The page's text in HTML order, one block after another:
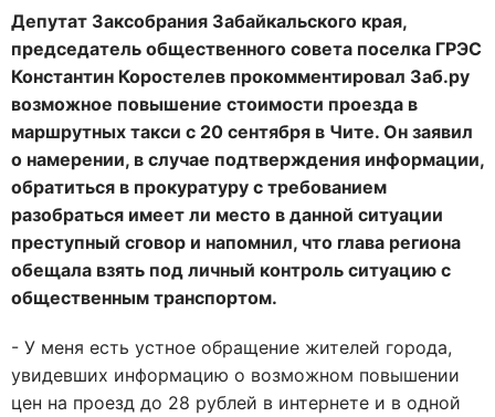
Депутат Заксобрания Забайкальского края,
председатель общественного совета поселка ГРЭС
Константин Коростелев прокомментировал Заб.ру
возможное повышение стоимости проезда в
маршрутных такси с 20 сентября в Чите. Он заявил
о намерении, в случае подтверждения информации,
обратиться в прокуратуру с требованием
разобраться имеет ли место в данной ситуации
преступный сговор и напомнил, что глава региона
обещала взять под личный контроль ситуацию с
общественным транспортом.
- У меня есть устное обращение жителей города,
увидевших информацию о возможном повышении
цен на проезд до 28 рублей в интернете и в одной